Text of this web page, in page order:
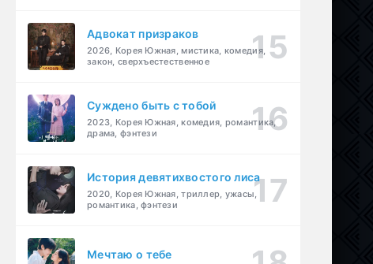
Адвокат призраков
2026, Корея Южная, мистика, комедия,
закон, сверхъестественное
Суждено быть с тобой
2023, Корея Южная, комедия, романтика,
драма, фэнтези
История девятихвостого лиса
2020, Корея Южная, триллер, ужасы,
романтика, фэнтези
Мечтаю о тебе